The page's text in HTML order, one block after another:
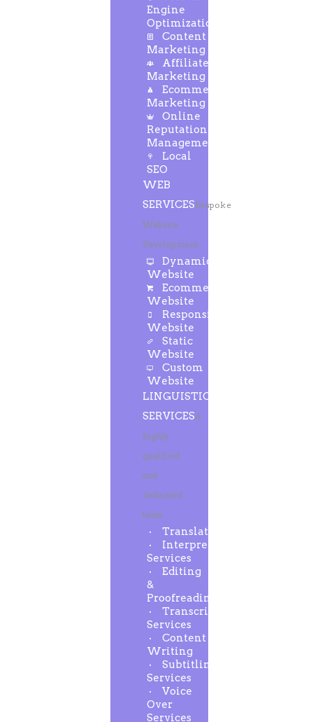
Engine
Optimization
Content
Marketing
Affiliate
Marketing
Ecommerce
Marketing
Online
Reputation
Management
Local
SEO
WEB
SERVICESBespoke
Website
Development
Dynamic
Website
Ecommerce
Website
Responsive
Website
Static
Website
Custom
Website
LINGUISTIC
SERVICESA
highly
qualified
and
dedicated
team
Translation
Interpreting
Services
Editing
&
Proofreading
Transcription
Services
Content
Writing
Subtitling
Services
Voice
Over
Services